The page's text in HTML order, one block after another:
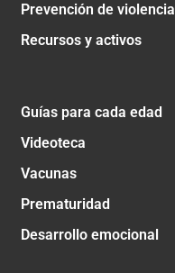
Prevención de violencia
Recursos y activos
Guías para cada edad
Videoteca
Vacunas
Prematuridad
Desarrollo emocional